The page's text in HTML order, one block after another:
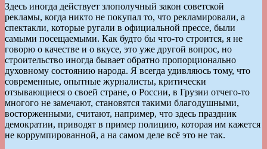
Здесь иногда действует злополучный закон советской
рекламы, когда никто не покупал то, что рекламировали, а
спектакли, которые ругали в официальной прессе, были
самыми посещаемыми. Как будто бы что-то строится, я не
говорю о качестве и о вкусе, это уже другой вопрос, но
строительство иногда бывает обратно пропорционально
духовному состоянию народа. Я всегда удивляюсь тому, что
современные, опытные журналисты, критически
отзывающиеся о своей стране, о России, в Грузии отчего-то
многого не замечают, становятся такими благодушными,
восторженными, считают, например, что здесь праздник
демократии, приводят в пример полицию, которая им кажется
не коррумпированной, а на самом деле всё это не так.